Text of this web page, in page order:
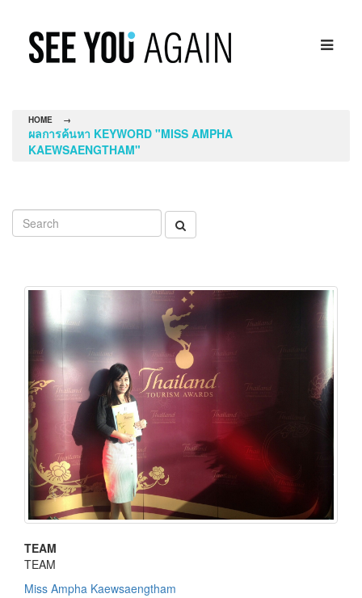
HOME →
ผลการค้นหา KEYWORD "MISS AMPHA
KAEWSAENGTHAM"
TEAM
TEAM
Miss Ampha Kaewsaengtham